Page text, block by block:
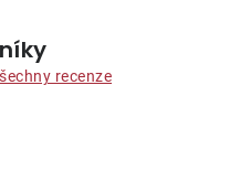
recenze